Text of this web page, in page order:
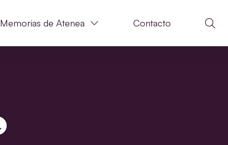
Memorias de Atenea Contacto
DE BÚSQUEDA